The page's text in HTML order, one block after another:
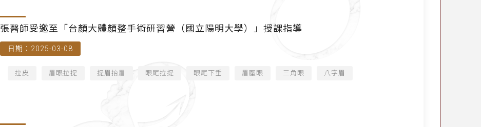
張醫師受邀至「台顏大體顏整手術研習營（國立陽明大學）」授課指導
日期：2025-03-08
拉皮 眉眼拉提 提眉抬眉 眼尾拉提 眼尾下垂 眉壓眼 三角眼 八字眉